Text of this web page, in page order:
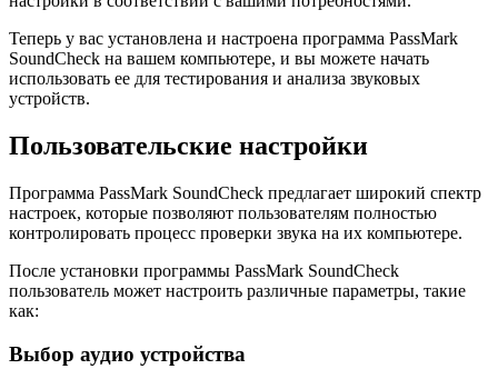
Теперь у вас установлена и настроена программа PassMark
SoundCheck на вашем компьютере, и вы можете начать
использовать ее для тестирования и анализа звуковых
устройств.
Пользовательские настройки
Программа PassMark SoundCheck предлагает широкий спектр
настроек, которые позволяют пользователям полностью
контролировать процесс проверки звука на их компьютере.
После установки программы PassMark SoundCheck
пользователь может настроить различные параметры, такие
как:
Выбор аудио устройства